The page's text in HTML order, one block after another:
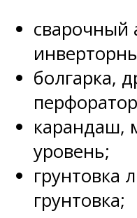
сварочный
болгарка,
карандаш,
уровень;
грунтовка
грунтовка;